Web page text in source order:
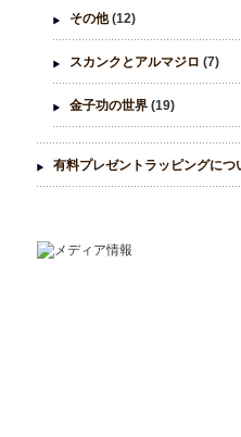
その他(12)
スカンクとアルマジロ (7)
金子功の世界 (19)
有料プレゼントラッピングにつ